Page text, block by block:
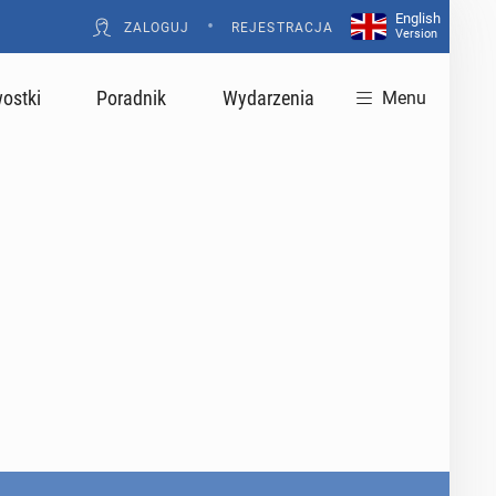
ZALOGUJ • REJESTRACJA
English
Version
Poradnik Wydarzenia Menu